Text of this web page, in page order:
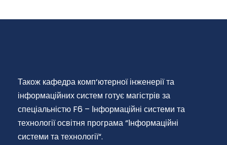
Також кафедра комп‘ютерної інженерії та
інформаційних систем готує магістрів за
спеціальністю F6 – Інформаційні системи та
технології освітня програма “Інформаційні
системи та технології“.